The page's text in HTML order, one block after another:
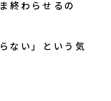
終わらせるの
ない」という気